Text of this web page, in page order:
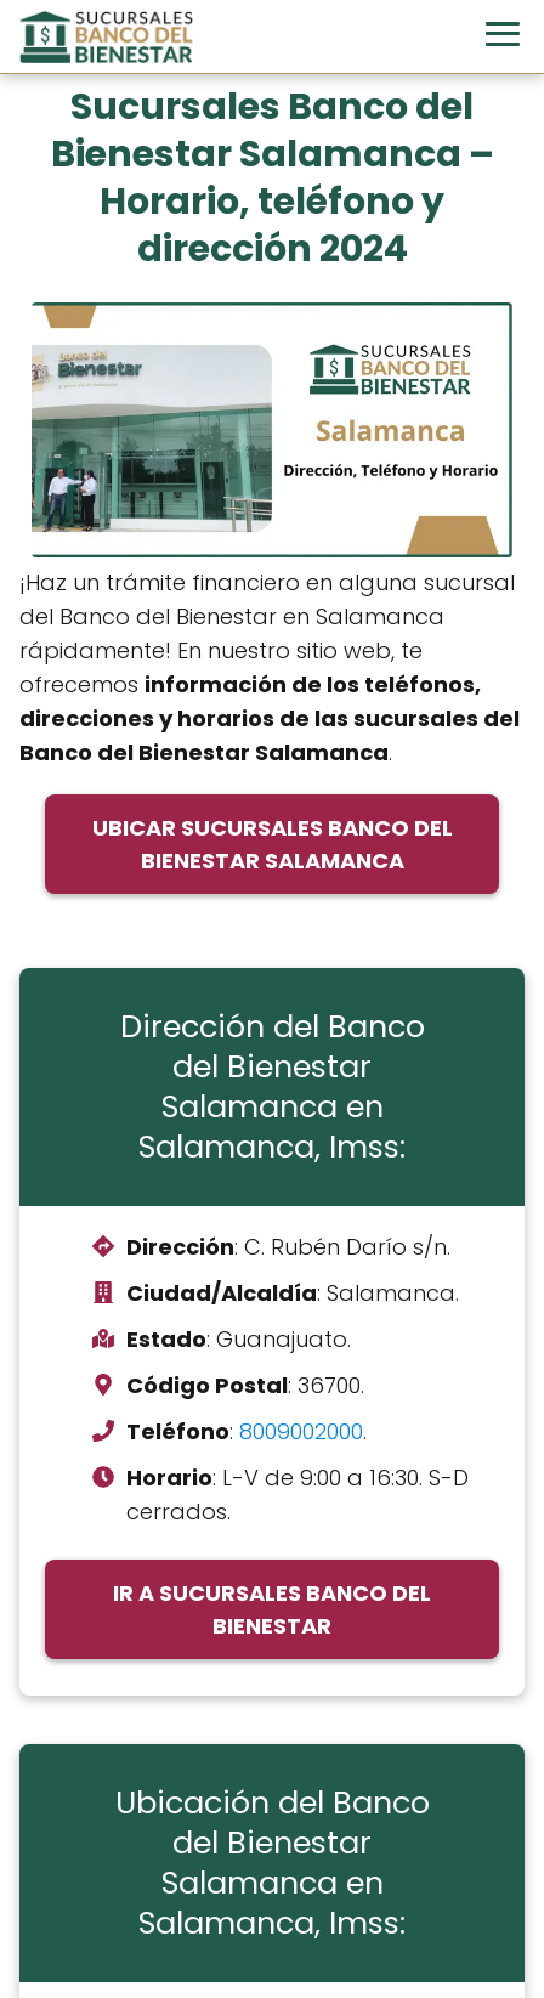
Sucursales Banco del
Bienestar Salamanca –
Horario, teléfono y
dirección 2024
¡Haz un trámite financiero en alguna sucursal
del Banco del Bienestar en Salamanca
rápidamente! En nuestro sitio web, te
ofrecemos información de los teléfonos,
direcciones y horarios de las sucursales del
Banco del Bienestar Salamanca.
UBICAR SUCURSALES BANCO DEL
BIENESTAR SALAMANCA
Dirección del Banco
del Bienestar
Salamanca en
Salamanca, Imss:
Dirección: C. Rubén Darío s/n.
Ciudad/Alcaldía: Salamanca.
Estado: Guanajuato.
Código Postal: 36700.
Teléfono: 8009002000.
Horario: L-V de 9:00 a 16:30. S-D
cerrados.
IR A SUCURSALES BANCO DEL
BIENESTAR
Ubicación del Banco
del Bienestar
Salamanca en
Salamanca, Imss: